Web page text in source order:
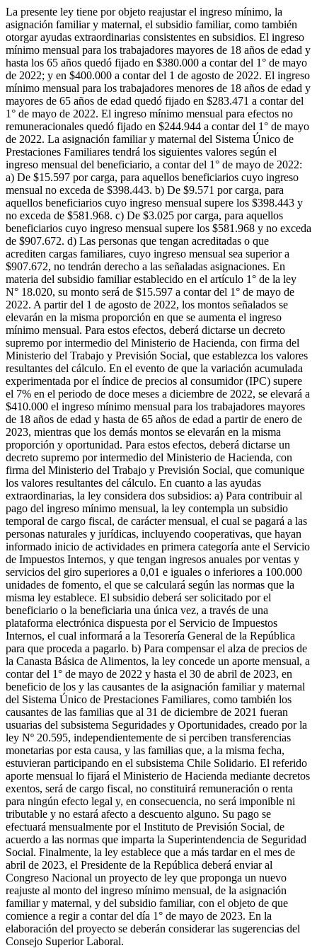
La presente ley tiene por objeto reajustar el ingreso mínimo, la
asignación familiar y maternal, el subsidio familiar, como también
otorgar ayudas extraordinarias consistentes en subsidios. El ingreso
mínimo mensual para los trabajadores mayores de 18 años de edad y
hasta los 65 años quedó fijado en $380.000 a contar del 1° de mayo
de 2022; y en $400.000 a contar del 1 de agosto de 2022. El ingreso
mínimo mensual para los trabajadores menores de 18 años de edad y
mayores de 65 años de edad quedó fijado en $283.471 a contar del
1° de mayo de 2022. El ingreso mínimo mensual para efectos no
remuneracionales quedó fijado en $244.944 a contar del 1° de mayo
de 2022. La asignación familiar y maternal del Sistema Único de
Prestaciones Familiares tendrá los siguientes valores según el
ingreso mensual del beneficiario, a contar del 1° de mayo de 2022:
a) De $15.597 por carga, para aquellos beneficiarios cuyo ingreso
mensual no exceda de $398.443. b) De $9.571 por carga, para
aquellos beneficiarios cuyo ingreso mensual supere los $398.443 y
no exceda de $581.968. c) De $3.025 por carga, para aquellos
beneficiarios cuyo ingreso mensual supere los $581.968 y no exceda
de $907.672. d) Las personas que tengan acreditadas o que
acrediten cargas familiares, cuyo ingreso mensual sea superior a
$907.672, no tendrán derecho a las señaladas asignaciones. En
materia del subsidio familiar establecido en el artículo 1° de la ley
N° 18.020, su monto será de $15.597 a contar del 1° de mayo de
2022. A partir del 1 de agosto de 2022, los montos señalados se
elevarán en la misma proporción en que se aumenta el ingreso
mínimo mensual. Para estos efectos, deberá dictarse un decreto
supremo por intermedio del Ministerio de Hacienda, con firma del
Ministerio del Trabajo y Previsión Social, que establezca los valores
resultantes del cálculo. En el evento de que la variación acumulada
experimentada por el índice de precios al consumidor (IPC) supere
el 7% en el periodo de doce meses a diciembre de 2022, se elevará a
$410.000 el ingreso mínimo mensual para los trabajadores mayores
de 18 años de edad y hasta de 65 años de edad a partir de enero de
2023, mientras que los demás montos se elevarán en la misma
proporción y oportunidad. Para estos efectos, deberá dictarse un
decreto supremo por intermedio del Ministerio de Hacienda, con
firma del Ministerio del Trabajo y Previsión Social, que comunique
los valores resultantes del cálculo. En cuanto a las ayudas
extraordinarias, la ley considera dos subsidios: a) Para contribuir al
pago del ingreso mínimo mensual, la ley contempla un subsidio
temporal de cargo fiscal, de carácter mensual, el cual se pagará a las
personas naturales y jurídicas, incluyendo cooperativas, que hayan
informado inicio de actividades en primera categoría ante el Servicio
de Impuestos Internos, y que tengan ingresos anuales por ventas y
servicios del giro superiores a 0,01 e iguales o inferiores a 100.000
unidades de fomento, el que se calculará según las normas que la
misma ley establece. El subsidio deberá ser solicitado por el
beneficiario o la beneficiaria una única vez, a través de una
plataforma electrónica dispuesta por el Servicio de Impuestos
Internos, el cual informará a la Tesorería General de la República
para que proceda a pagarlo. b) Para compensar el alza de precios de
la Canasta Básica de Alimentos, la ley concede un aporte mensual, a
contar del 1° de mayo de 2022 y hasta el 30 de abril de 2023, en
beneficio de los y las causantes de la asignación familiar y maternal
del Sistema Único de Prestaciones Familiares, como también los
causantes de las familias que al 31 de diciembre de 2021 fueran
usuarias del subsistema Seguridades y Oportunidades, creado por la
ley Nº 20.595, independientemente de si perciben transferencias
monetarias por esta causa, y las familias que, a la misma fecha,
estuvieran participando en el subsistema Chile Solidario. El referido
aporte mensual lo fijará el Ministerio de Hacienda mediante decretos
exentos, será de cargo fiscal, no constituirá remuneración o renta
para ningún efecto legal y, en consecuencia, no será imponible ni
tributable y no estará afecto a descuento alguno. Su pago se
efectuará mensualmente por el Instituto de Previsión Social, de
acuerdo a las normas que imparta la Superintendencia de Seguridad
Social. Finalmente, la ley establece que a más tardar en el mes de
abril de 2023, el Presidente de la República deberá enviar al
Congreso Nacional un proyecto de ley que proponga un nuevo
reajuste al monto del ingreso mínimo mensual, de la asignación
familiar y maternal, y del subsidio familiar, con el objeto de que
comience a regir a contar del día 1° de mayo de 2023. En la
elaboración del proyecto se deberán considerar las sugerencias del
Consejo Superior Laboral.